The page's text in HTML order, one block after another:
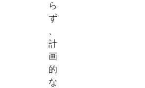
ら
ず
、
計
画
的
な